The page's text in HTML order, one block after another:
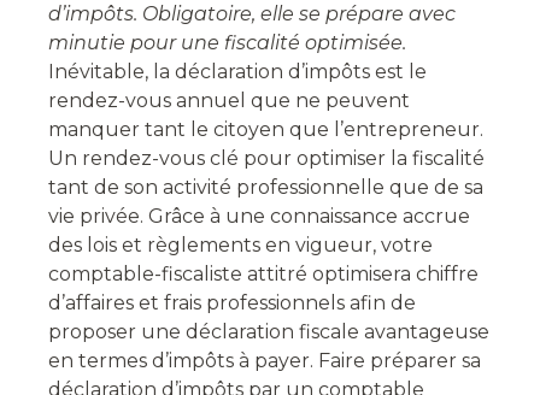
d’impôts. Obligatoire, elle se prépare avec
minutie pour une fiscalité optimisée.
Inévitable, la déclaration d’impôts est le
rendez-vous annuel que ne peuvent
manquer tant le citoyen que l’entrepreneur.
Un rendez-vous clé pour optimiser la fiscalité
tant de son activité professionnelle que de sa
vie privée. Grâce à une connaissance accrue
des lois et règlements en vigueur, votre
comptable-fiscaliste attitré optimisera chiffre
d’affaires et frais professionnels afin de
proposer une déclaration fiscale avantageuse
en termes d’impôts à payer. Faire préparer sa
déclaration d’impôts par un comptable